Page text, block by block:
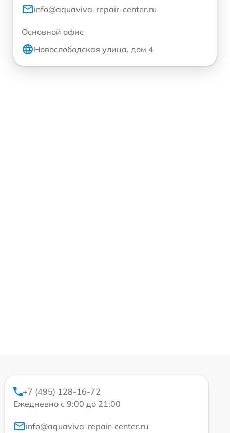
info@aquaviva-repair-center.ru
Основной офис
Новослободская улица, дом 4
+7 (495) 128-16-72
Ежедневно с 9:00 до 21:00
info@aquaviva-repair-center.ru